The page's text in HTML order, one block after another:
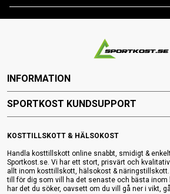
KOSTTILLSKOTT & HÄLSOKOST
Handla kosttillskott online snabbt, smidigt &
Sportkost.se. Vi har ett stort, prisvärt och
allt inom kosttillskott, hälsokost & näringstillskott.
till för dig som vill ha det senaste och bästa inom
har det du söker, oavsett om du vill gå ner i vikt,
INFORMATION
SPORTKOST KUNDSUPPORT